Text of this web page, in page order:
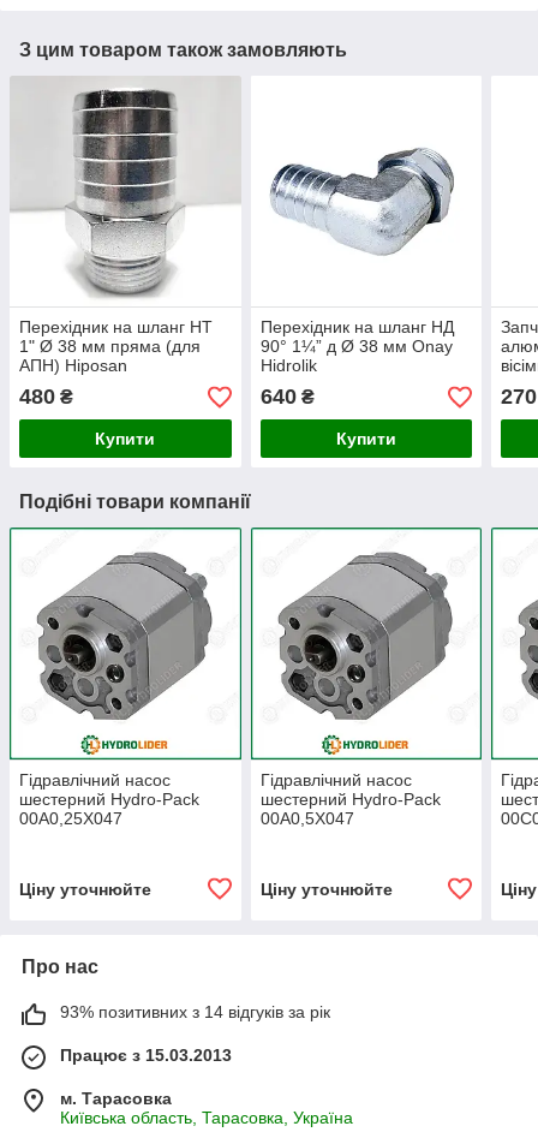
З цим товаром також замовляють
Перехідник на шланг НТ
1" Ø 38 мм пряма (для
АПН) Hiposan
480 ₴
Купити
Перехідник на шланг НД
90° 1¼” д Ø 38 мм Onay
Hidrolik
640₴
Купити
270
Подібні товари компанії
Гідравлічний насос
шестерний Hydro-Pack
00A0,25X047
Ціну уточнюйте
Гідравлічний насос
шестерний Hydro-Pack
00A0,5X047
Ціну уточнюйте
Про нас
93% позитивних з 14 відгуків за рік
Працює з 15.03.2013
м. Тарасовка
Київська область, Тарасовка, Україна